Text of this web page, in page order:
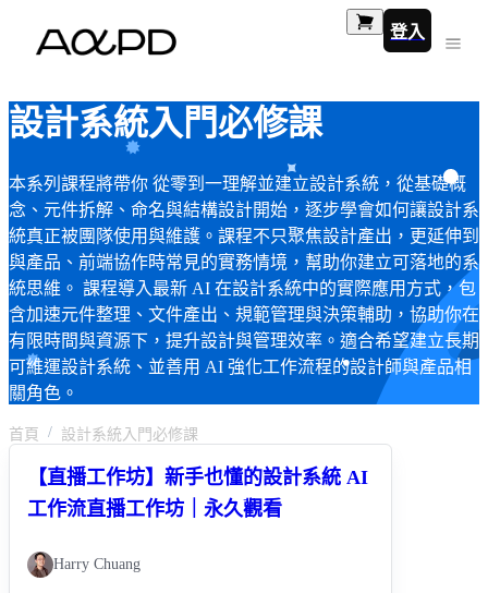
登入
設計系統入門必修課
本系列課程將帶你 從零到一理解並建立設計系統，從基礎概
念、元件拆解、命名與結構設計開始，逐步學會如何讓設計系
統真正被團隊使用與維護。課程不只聚焦設計產出，更延伸到
與產品、前端協作時常見的實務情境，幫助你建立可落地的系
統思維。 課程導入最新 AI 在設計系統中的實際應用方式，包
含加速元件整理、文件產出、規範管理與決策輔助，協助你在
有限時間與資源下，提升設計與管理效率。適合希望建立長期
可維運設計系統、並善用 AI 強化工作流程的設計師與產品相
關角色。
首頁 設計系統入門必修課
【直播工作坊】新手也懂的設計系統 AI
工作流直播工作坊｜永久觀看
Harry Chuang